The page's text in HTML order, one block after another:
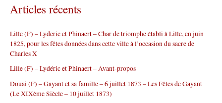
h
e
c
h
e
r
:
Articles récents
Lille (F) – Lyderic et Phinaert – Char de triomphe établi à Lille, en juin
1825, pour les fêtes données dans cette ville à l’occasion du sacre de
Charles X
Lille (F) – Lydéric et Phinaert – Avant-propos
Douai (F) – Gayant et sa famille – 6 juillet 1873 – Les Fêtes de Gayant
(Le XIXème Siècle – 10 juillet 1873)